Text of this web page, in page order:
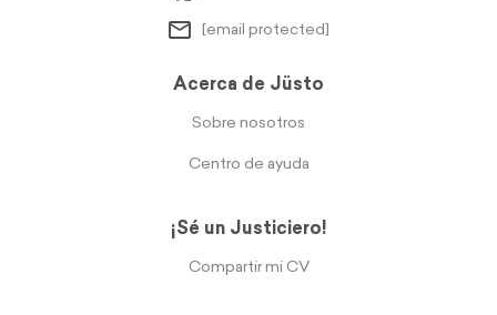
[email protected]
Acerca de Jüsto
Sobre nosotros
Centro de ayuda
¡Sé un Justiciero!
Compartir mi CV